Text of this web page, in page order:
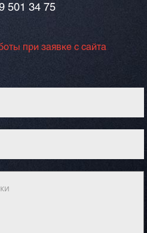
501 34 75
при заявке с сайта